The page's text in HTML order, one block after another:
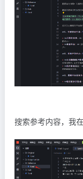
搜索参考内容，我